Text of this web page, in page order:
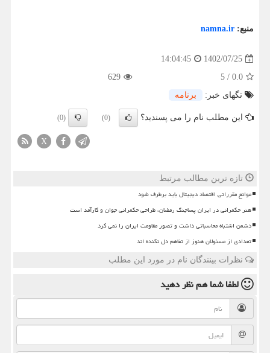
منبع: namna.ir
1402/07/25
14:04:45
0.0
/
5
629
تگهای خبر:
برنامه
این مطلب نام را می پسندید؟ (0)
(0)
X
تازه ترین مطالب مرتبط
موانع مقرراتی اقتصاد دیجیتال باید برطرف شود
هنر حکمرانی در ایران پساجنگ رمضان، طراحی حکمرانی جوان و کارآمد است
دشمن اشتباه محاسباتی داشت و تصور مقاومت ایران را نمی کرد
تعدادی از مسئولان هنوز از تفاهم دل نکنده اند
نظرات بینندگان نام در مورد این مطلب
لطفا شما همنظر دهید